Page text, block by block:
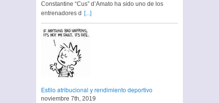
Constantine “Cus” d’Amato ha sido uno de los
entrenadores d
[...]
Estilo atribucional y rendimiento deportivo
noviembre 7th, 2019